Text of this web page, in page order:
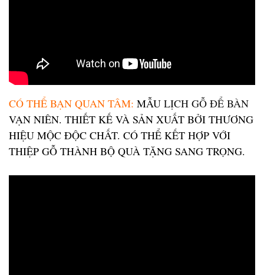
CÓ THỂ BẠN QUAN TÂM: MẪU LỊCH GỖ ĐỂ BÀN
VẠN NIÊN. THIẾT KẾ VÀ SẢN XUẤT BỞI THƯƠNG
HIỆU MỘC ĐỘC CHẤT. CÓ THỂ KẾT HỢP VỚI
THIỆP GỖ THÀNH BỘ QUÀ TẶNG SANG TRỌNG.